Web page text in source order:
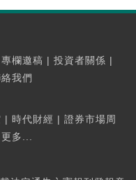
專欄邀稿 | 投資者關係 |
我們
| 時代財經 | 證券市場周
更多...